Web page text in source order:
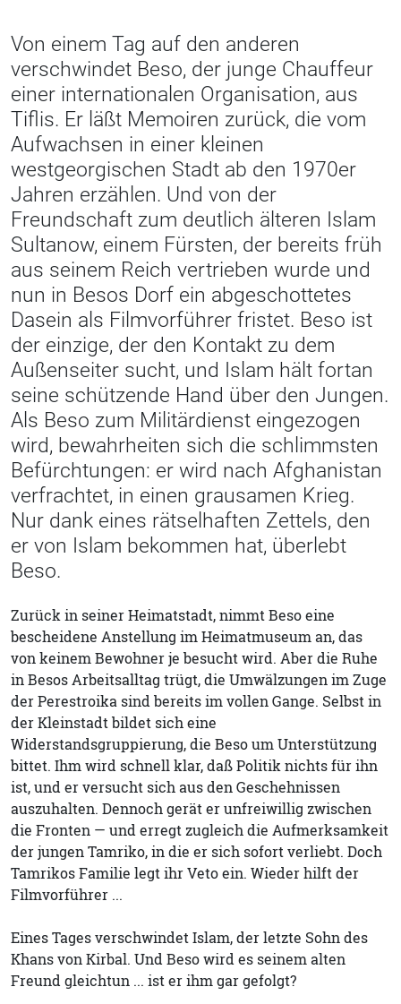
Von einem Tag auf den anderen
verschwindet Beso, der junge Chauffeur
einer internationalen Organisation, aus
Tiflis. Er läßt Memoiren zurück, die vom
Aufwachsen in einer kleinen
westgeorgischen Stadt ab den 1970er
Jahren erzählen. Und von der
Freundschaft zum deutlich älteren Islam
Sultanow, einem Fürsten, der bereits früh
aus seinem Reich vertrieben wurde und
nun in Besos Dorf ein abgeschottetes
Dasein als Filmvorführer fristet. Beso ist
der einzige, der den Kontakt zu dem
Außenseiter sucht, und Islam hält fortan
seine schützende Hand über den Jungen.
Als Beso zum Militärdienst eingezogen
wird, bewahrheiten sich die schlimmsten
Befürchtungen: er wird nach Afghanistan
verfrachtet, in einen grausamen Krieg.
Nur dank eines rätselhaften Zettels, den
er von Islam bekommen hat, überlebt
Beso.
Zurück in seiner Heimatstadt, nimmt Beso eine
bescheidene Anstellung im Heimatmuseum an, das
von keinem Bewohner je besucht wird. Aber die Ruhe
in Besos Arbeitsalltag trügt, die Umwälzungen im Zuge
der Perestroika sind bereits im vollen Gange. Selbst in
der Kleinstadt bildet sich eine
Widerstandsgruppierung, die Beso um Unterstützung
bittet. Ihm wird schnell klar, daß Politik nichts für ihn
ist, und er versucht sich aus den Geschehnissen
auszuhalten. Dennoch gerät er unfreiwillig zwischen
die Fronten — und erregt zugleich die Aufmerksamkeit
der jungen Tamriko, in die er sich sofort verliebt. Doch
Tamrikos Familie legt ihr Veto ein. Wieder hilft der
Filmvorführer ...
Eines Tages verschwindet Islam, der letzte Sohn des
Khans von Kirbal. Und Beso wird es seinem alten
Freund gleichtun ... ist er ihm gar gefolgt?